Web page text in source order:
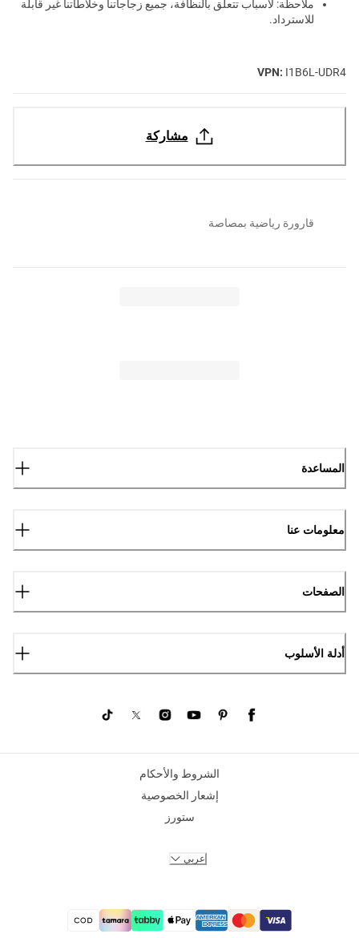
ملاحظة: لأسباب تتعلق بالنظافة، جميع زجاجاتنا وخلاطاتنا غير قابلة
للاسترداد.
VPN: I1B6L-UDR4
مشاركة
قارورة رياضية بمصاصة
المساعدة
معلومات عنا
الصفحات
أدلة الأسلوب
الشروط والأحكام
إشعار الخصوصية
ستورز
عربي